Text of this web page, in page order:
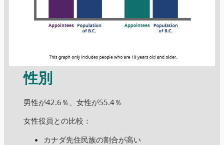
性別
男性が42.6％、女性が55.4％
女性役員との比較：
カナダ先住民族の割合が高い